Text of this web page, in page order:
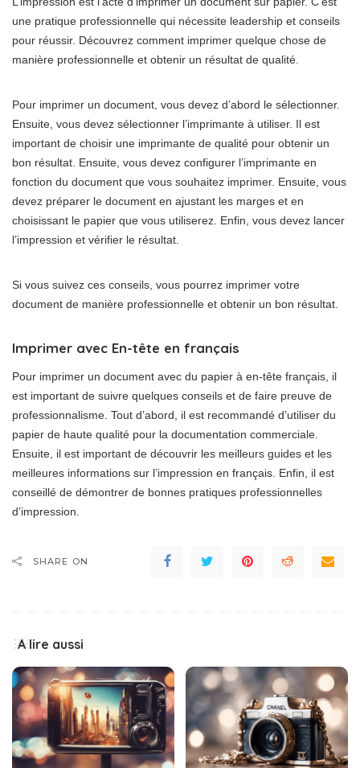
une pratique professionnelle qui nécessite leadership et conseils
pour réussir. Découvrez comment imprimer quelque chose de
manière professionnelle et obtenir un résultat de qualité.
Pour imprimer un document, vous devez d’abord le sélectionner.
Ensuite, vous devez sélectionner l’imprimante à utiliser. Il est
important de choisir une imprimante de qualité pour obtenir un
bon résultat. Ensuite, vous devez configurer l’imprimante en
fonction du document que vous souhaitez imprimer. Ensuite, vous
devez préparer le document en ajustant les marges et en
choisissant le papier que vous utiliserez. Enfin, vous devez lancer
l’impression et vérifier le résultat.
Si vous suivez ces conseils, vous pourrez imprimer votre
document de manière professionnelle et obtenir un bon résultat.
Imprimer avec En-tête en français
Pour imprimer un document avec du papier à en-tête français, il
est important de suivre quelques conseils et de faire preuve de
professionnalisme. Tout d’abord, il est recommandé d’utiliser du
papier de haute qualité pour la documentation commerciale.
Ensuite, il est important de découvrir les meilleurs guides et les
meilleures informations sur l’impression en français. Enfin, il est
conseillé de démontrer de bonnes pratiques professionnelles
d’impression.
SHARE ON
A lire aussi